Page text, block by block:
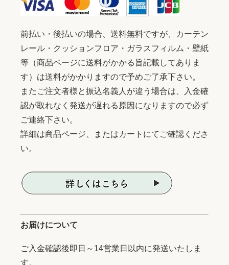
前払い・後払いの場合、送料無料ですが、カーテン
レール・クッションフロア・ガラスフィルム・壁紙
等（商品ページに送料がかかる旨記載してありま
す）は送料がかかりますので予めご了承下さい。
またご注文者様と振込名義人が違う場合は、入金確
認が取れなく発送が遅れる原因になりますので必ず
ご連絡下さい。
詳細は商品ページ、またはカートにてご確認くださ
い。
お届けについて
ご入金確認後即日～14営業日以内に発送いたしま
す。